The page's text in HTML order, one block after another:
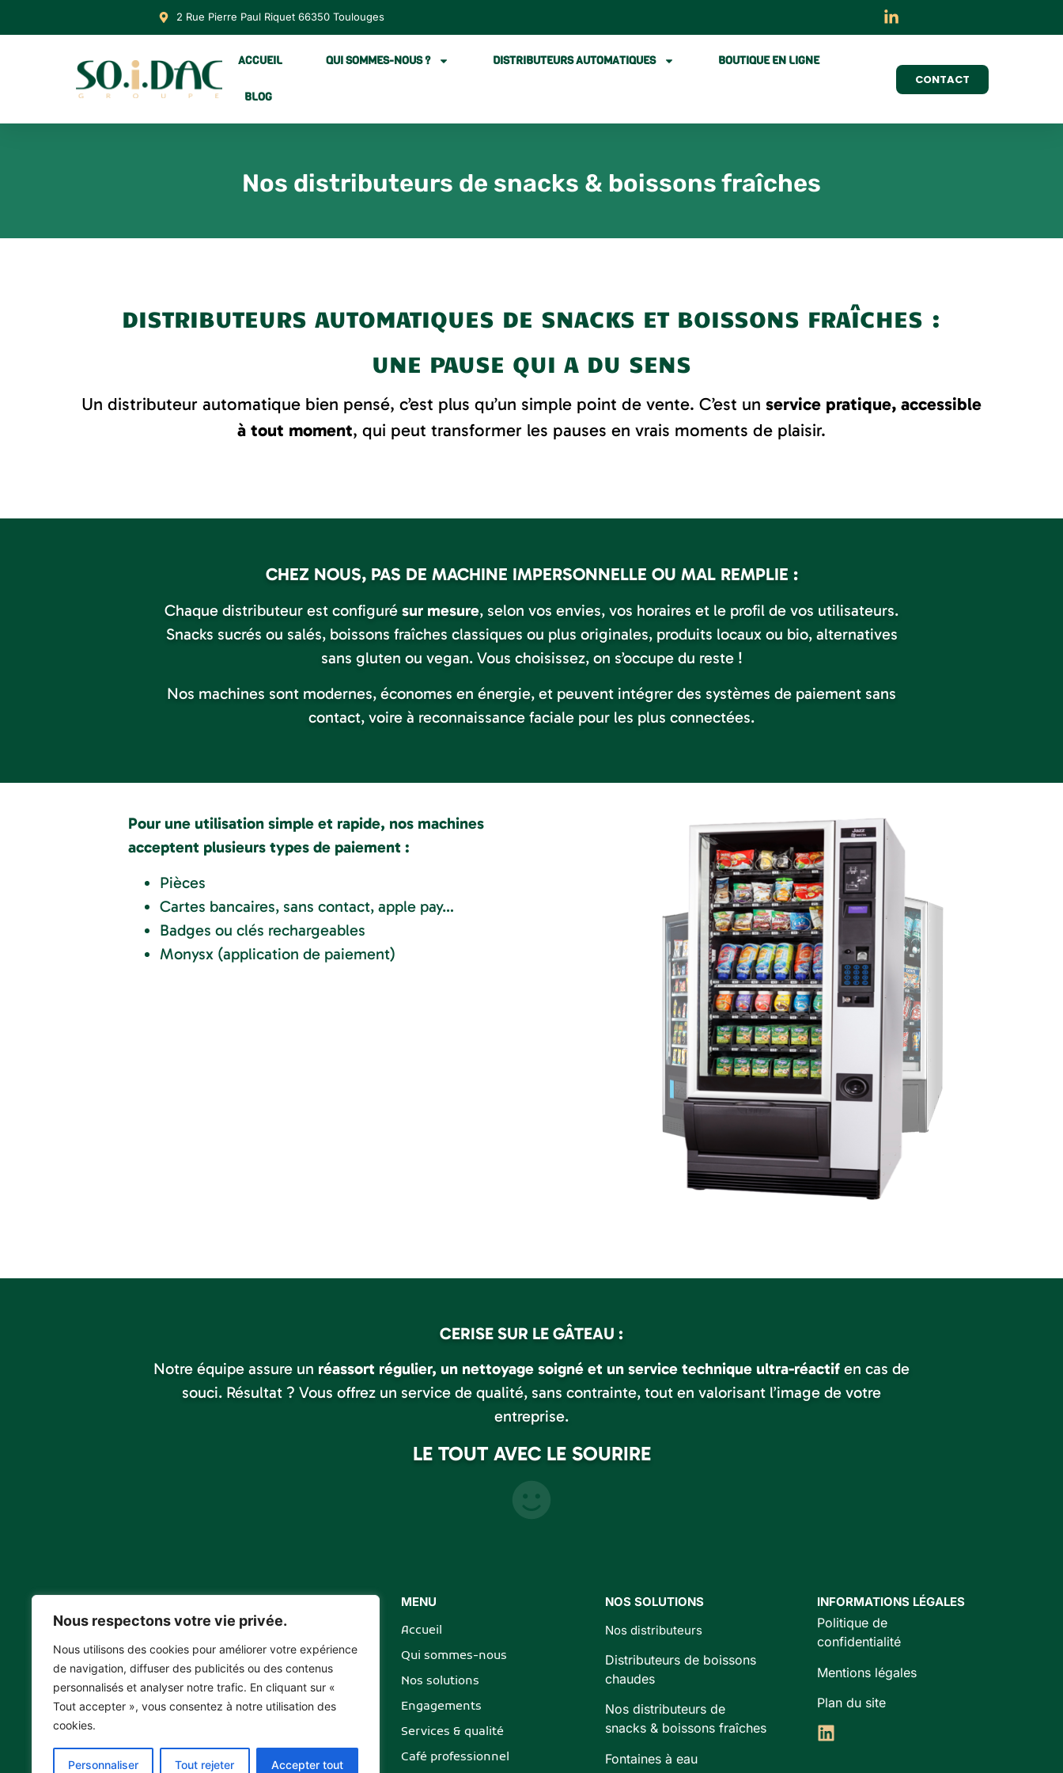
Nous respectons votre vie privée.
Nous utilisons des cookies pour améliorer votre expérience
de navigation, diffuser des publicités ou des contenus
personnalisés et analyser notre trafic. En cliquant sur «
Tout accepter », vous consentez à notre utilisation des
cookies.
Personnaliser Tout rejeter Accepter tout
2 Rue Pierre Paul Riquet 66350 Toulouges
ACCUEIL QUI SOMMES-NOUS ? DISTRIBUTEURS AUTOMATIQUES BOUTIQUE EN LIGNE
BLOG
CONTACT
Nos distributeurs de snacks & boissons fraîches
DISTRIBUTEURS AUTOMATIQUES DE SNACKS ET BOISSONS FRAÎCHES :
UNE PAUSE QUI A DU SENS
Un distributeur automatique bien pensé, c’est plus qu’un simple point de vente. C’est un service pratique, accessible
à tout moment, qui peut transformer les pauses en vrais moments de plaisir.
CHEZ NOUS, PAS DE MACHINE IMPERSONNELLE OU MAL REMPLIE :
Chaque distributeur est configuré sur mesure, selon vos envies, vos horaires et le profil de vos utilisateurs.
Snacks sucrés ou salés, boissons fraîches classiques ou plus originales, produits locaux ou bio, alternatives
sans gluten ou vegan. Vous choisissez, on s’occupe du reste !
Nos machines sont modernes, économes en énergie, et peuvent intégrer des systèmes de paiement sans
contact, voire à reconnaissance faciale pour les plus connectées.
Pour une utilisation simple et rapide, nos machines
acceptent plusieurs types de paiement :
Pièces
Cartes bancaires, sans contact, apple pay…
Badges ou clés rechargeables
Monysx (application de paiement)
CERISE SUR LE GÂTEAU :
Notre équipe assure un réassort régulier, un nettoyage soigné et un service technique ultra-réactif en cas de
souci. Résultat ? Vous offrez un service de qualité, sans contrainte, tout en valorisant l’image de votre
entreprise.
LE TOUT AVEC LE SOURIRE
ZAC Naturopole 2 rue pierre paul riquet
66350 Toulouges
Formulaire de contact
04 68 38 50 00
MENU
Accueil
Qui sommes-nous
Nos solutions
Engagements
Services & qualité
Café professionnel
NOS SOLUTIONS
Nos distributeurs
Distributeurs de boissons
chaudes
Nos distributeurs de
snacks & boissons fraîches
Fontaines à eau
INFORMATIONS LÉGALES
Politique de
confidentialité
Mentions légales
Plan du site